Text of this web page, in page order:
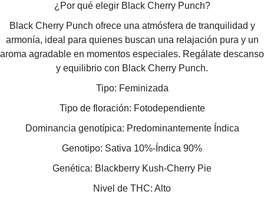
¿Por qué elegir Black Cherry Punch?
Black Cherry Punch ofrece una atmósfera de tranquilidad y
armonía, ideal para quienes buscan una relajación pura y un
aroma agradable en momentos especiales. Regálate descanso
y equilibrio con Black Cherry Punch.
Tipo: Feminizada
Tipo de floración: Fotodependiente
Dominancia genotípica: Predominantemente Índica
Genotipo: Sativa 10%-Índica 90%
Genética: Blackberry Kush-Cherry Pie
Nivel de THC: Alto